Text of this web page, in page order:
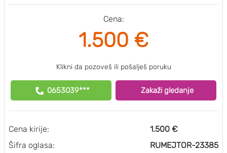
Cena:
1.500 €
Klikni da pozoveš ili pošalješ poruku
0653039*** Zakaži gledanje
Cena kirije:
Šifra oglasa:
1.500 €
RUMEJTOR-23385